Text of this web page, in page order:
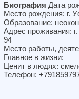
Биография Дата
Место рождения: г.
Образование:
Адрес проживания:
94
Место работы,
Главное в жизни:
Ценит в людях:
Телефон: